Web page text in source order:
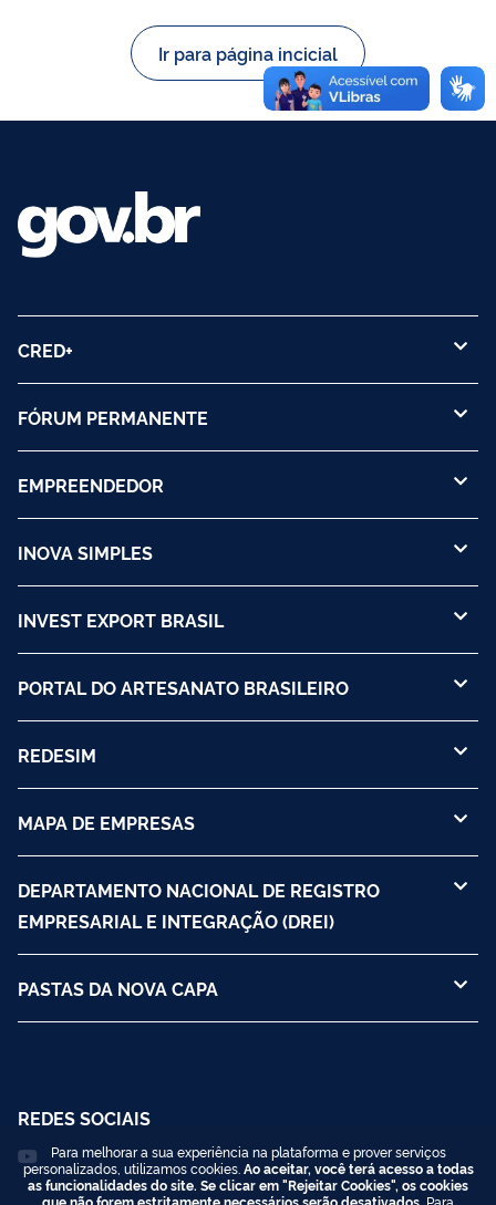
Ir para página incicial
CRED+
FÓRUM PERMANENTE
EMPREENDEDOR
INOVA SIMPLES
INVEST EXPORT BRASIL
PORTAL DO ARTESANATO BRASILEIRO
REDESIM
MAPA DE EMPRESAS
DEPARTAMENTO NACIONAL DE REGISTRO
EMPRESARIAL E INTEGRAÇÃO (DREI)
PASTAS DA NOVA CAPA
REDES SOCIAIS
Para melhorar a sua experiência na plataforma e prover serviços
personalizados, utilizamos cookies. Ao aceitar, você terá acesso a todas
as funcionalidades do site. Se clicar em "Rejeitar Cookies", os cookies
que não forem estritamente necessários serão desativados. Para